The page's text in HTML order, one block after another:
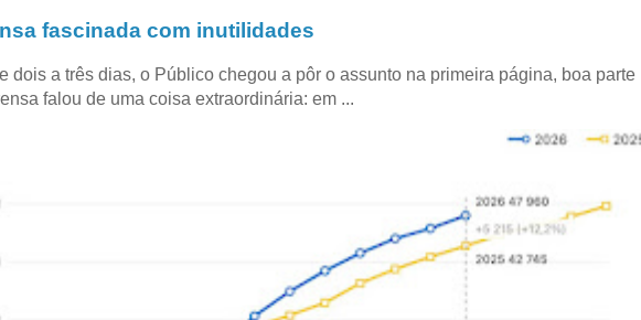
fascinada com inutilidades
dois a três dias, o Público chegou a pôr o assunto na primeira página, boa parte
falou de uma coisa extraordinária: em ...